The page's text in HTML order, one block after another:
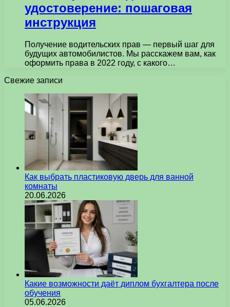
удостоверение: пошаговая
инструкция
Получение водительских прав — первый шаг для
будущих автомобилистов. Мы расскажем вам, как
оформить права в 2022 году, с какого…
Свежие записи
Как выбрать пластиковую дверь для ванной
комнаты
20.06.2026
Какие возможности даёт диплом бухгалтера после
обучения
05.06.2026